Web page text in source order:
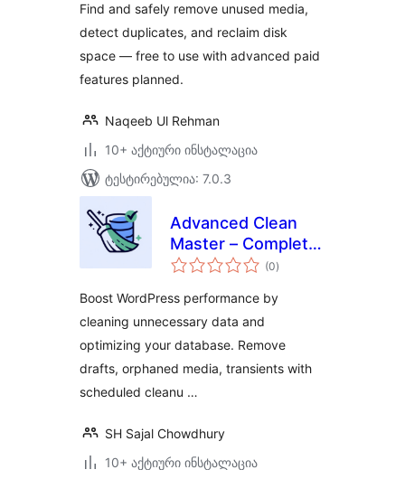
Find and safely remove unused media,
detect duplicates, and reclaim disk
space — free to use with advanced paid
features planned.
Naqeeb Ul Rehman
10+ აქტიური ინსტალაცია
ტესტირებულია: 7.0.3
Advanced Clean
Master – Complete
Site Cleanup &
(0საერთო
რეიტინგი
)
Boost WordPress performance by
cleaning unnecessary data and
optimizing your database. Remove
drafts, orphaned media, transients with
scheduled cleanu …
SH Sajal Chowdhury
10+ აქტიური ინსტალაცია